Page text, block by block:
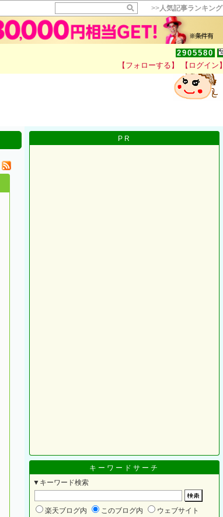
>>人気記事ランキング
2905580
【フォローする】 【ログイン】
PR
キーワードサーチ
▼キーワード検索
楽天ブログ内 このブログ内 ウェブサイト